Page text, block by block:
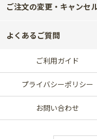
ご注文の変更・キャンセ
よくあるご質問
ご利用ガイド
プライバシーポリシー
お問い合わせ